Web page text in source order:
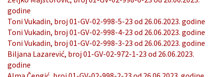
godine
Toni Vukadin, broj 01-GV-02-998-5-23 od 26.06.2023. godine
Toni Vukadin, broj 01-GV-02-998-4-23 od 26.06.2023. godine
Toni Vukadin, broj 01-GV-02-998-3-23 od 26.06.2023. godine
Biljana Lazarević, broj 01-GV-02-972-1-23 od 26.06.2023.
godine